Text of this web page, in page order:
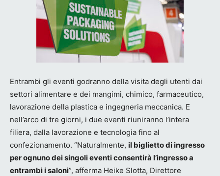
Entrambi gli eventi godranno della visita degli utenti dai
settori alimentare e dei mangimi, chimico, farmaceutico,
lavorazione della plastica e ingegneria meccanica. E
nell’arco di tre giorni, i due eventi riuniranno l’intera
filiera, dalla lavorazione e tecnologia fino al
confezionamento. “Naturalmente, il biglietto di ingresso
per ognuno dei singoli eventi consentirà l’ingresso a
entrambi i saloni”, afferma Heike Slotta, Direttore